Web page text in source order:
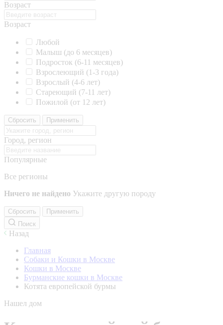
Возраст
Возраст
Любой
Малыш (до 6 месяцев)
Подросток (6-11 месяцев)
Взрослеющий (1-3 года)
Взрослый (4-6 лет)
Стареющий (7-11 лет)
Пожилой (от 12 лет)
Сбросить Применить
Город, регион
Популярные
Все регионы
Ничего не найдено Укажите другую породу
Сбросить
Применить
Поиск
Назад
Главная
Собаки и Кошки в Москве
Кошки в Москве
Бурманские кошки в Москве
Котята европейской бурмы
Нашел дом